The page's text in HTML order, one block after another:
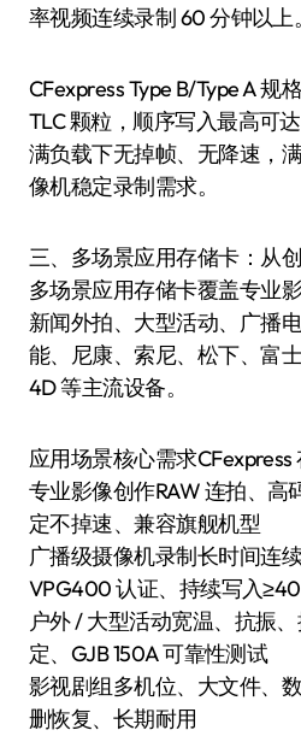
率视频连续录制 60 分钟以上。
CFexpress Type B/Type A 规
TLC 颗粒，顺序写入最高可
满负载下无掉帧、无降速，
像机稳定录制需求。
三、多场景应用存储卡：从
多场景应用存储卡覆盖专业
新闻外拍、大型活动、广播
能、尼康、索尼、松下、富
4D 等主流设备。
应用场景核心需求
专业影像创作RAW 连拍、高
定不掉速、兼容旗舰机型
广播级摄像机录制长时间连
VPG400 认证、持续写入
户外 / 大型活动宽温、抗振
定、GJB 150A 可靠性测试
影视剧组多机位、大文件、
删恢复、长期耐用